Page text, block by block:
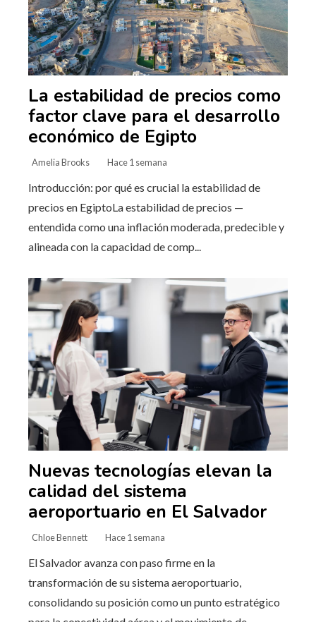
La estabilidad de precios como
factor clave para el desarrollo
económico de Egipto
Amelia Brooks Hace 1 semana
Introducción: por qué es crucial la estabilidad de
precios en EgiptoLa estabilidad de precios —
entendida como una inflación moderada, predecible y
alineada con la capacidad de comp...
Nuevas tecnologías elevan la
calidad del sistema
aeroportuario en El Salvador
Chloe Bennett Hace 1 semana
El Salvador avanza con paso firme en la
transformación de su sistema aeroportuario,
consolidando su posición como un punto estratégico